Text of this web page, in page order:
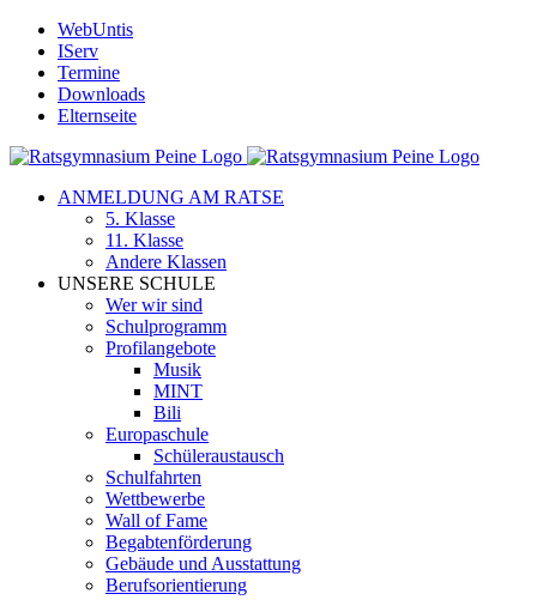
Zum
Inhalt
springen
WebUntis
IServ
Termine
Downloads
Elternseite
ANMELDUNG AM RATSE
5. Klasse
11. Klasse
Andere Klassen
UNSERE SCHULE
Wer wir sind
Schulprogramm
Profilangebote
Musik
MINT
Bili
Europaschule
Schüleraustausch
Schulfahrten
Wettbewerbe
Wall of Fame
Begabtenförderung
Gebäude und Ausstattung
Berufsorientierung